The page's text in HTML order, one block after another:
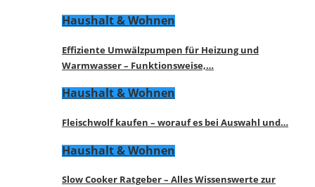
Haushalt & Wohnen
Effiziente Umwälzpumpen für Heizung und
Warmwasser – Funktionsweise,…
Haushalt & Wohnen
Fleischwolf kaufen – worauf es bei Auswahl und…
Haushalt & Wohnen
Slow Cooker Ratgeber – Alles Wissenswerte zur